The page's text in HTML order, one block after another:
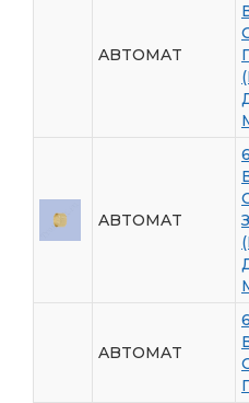
ABTOMAT
ABTOMAT
ABTOMAT